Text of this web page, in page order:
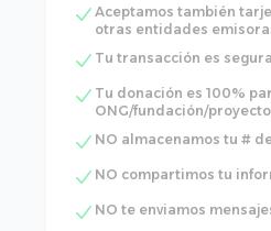
Aceptamos también
otras entidades
Tu transacción es
Tu donación es 100%
ONG/fundación/
NO almacenamos tu #
NO compartimos tu
NO te enviamos